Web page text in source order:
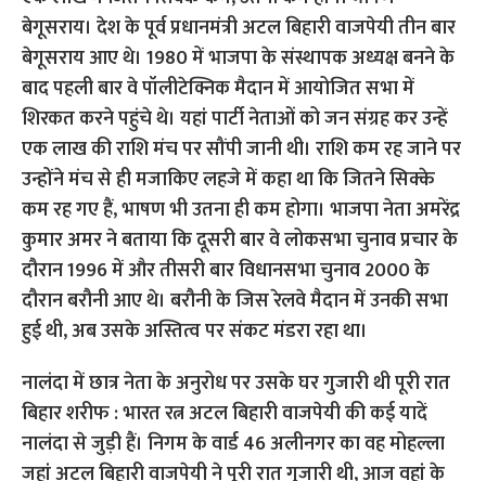
बेगूसराय। देश के पूर्व प्रधानमंत्री अटल बिहारी वाजपेयी तीन बार
बेगूसराय आए थे। 1980 में भाजपा के संस्थापक अध्यक्ष बनने के
बाद पहली बार वे पॉलीटेक्निक मैदान में आयोजित सभा में
शिरकत करने पहुंचे थे। यहां पार्टी नेताओं को जन संग्रह कर उन्हें
एक लाख की राशि मंच पर सौंपी जानी थी। राशि कम रह जाने पर
उन्होंने मंच से ही मजाकिए लहजे में कहा था कि जितने सिक्के
कम रह गए हैं, भाषण भी उतना ही कम होगा। भाजपा नेता अमरेंद्र
कुमार अमर ने बताया कि दूसरी बार वे लोकसभा चुनाव प्रचार के
दौरान 1996 में और तीसरी बार विधानसभा चुनाव 2000 के
दौरान बरौनी आए थे। बरौनी के जिस रेलवे मैदान में उनकी सभा
हुई थी, अब उसके अस्तित्व पर संकट मंडरा रहा था।
नालंदा में छात्र नेता के अनुरोध पर उसके घर गुजारी थी पूरी रात
बिहार शरीफ : भारत रत्न अटल बिहारी वाजपेयी की कई यादें
नालंदा से जुड़ी हैं। निगम के वार्ड 46 अलीनगर का वह मोहल्ला
जहां अटल बिहारी वाजपेयी ने पूरी रात गुजारी थी, आज वहां के